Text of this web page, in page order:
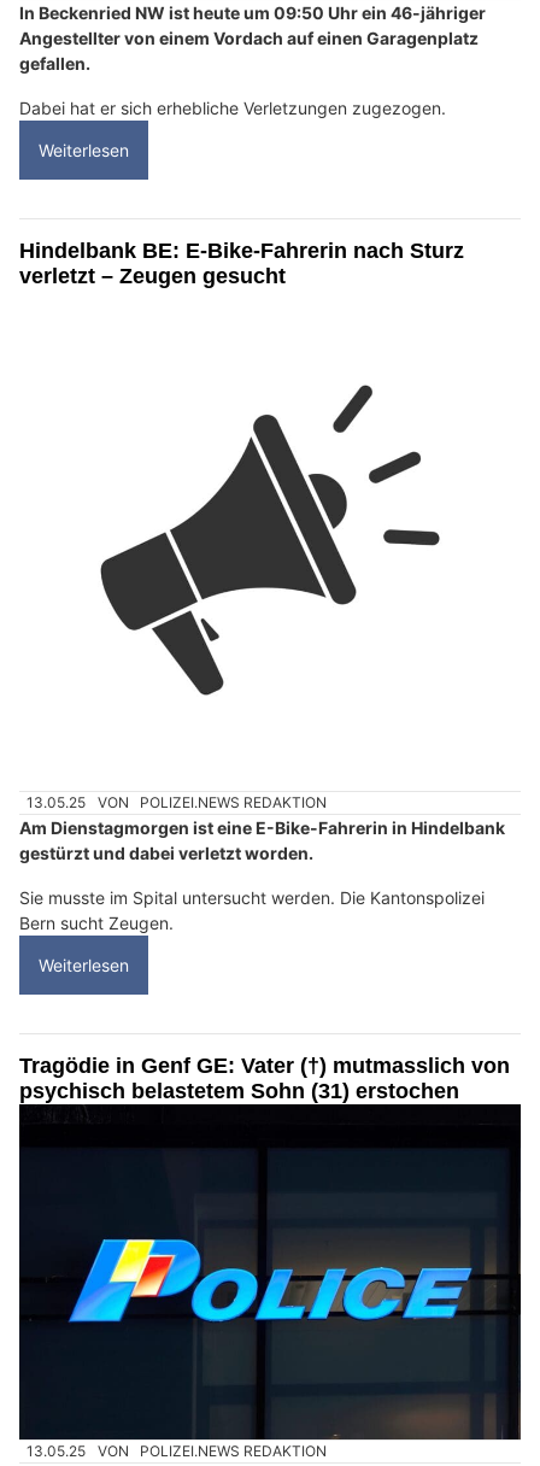
In Beckenried NW ist heute um 09:50 Uhr ein 46-jähriger
Angestellter von einem Vordach auf einen Garagenplatz
gefallen.
Dabei hat er sich erhebliche Verletzungen zugezogen.
Weiterlesen
Hindelbank BE: E-Bike-Fahrerin nach Sturz
verletzt – Zeugen gesucht
13.05.25 VON POLIZEI.NEWS REDAKTION
Am Dienstagmorgen ist eine E-Bike-Fahrerin in Hindelbank
gestürzt und dabei verletzt worden.
Sie musste im Spital untersucht werden. Die Kantonspolizei
Bern sucht Zeugen.
Weiterlesen
Tragödie in Genf GE: Vater (†) mutmasslich von
psychisch belastetem Sohn (31) erstochen
13.05.25 VON POLIZEI.NEWS REDAKTION